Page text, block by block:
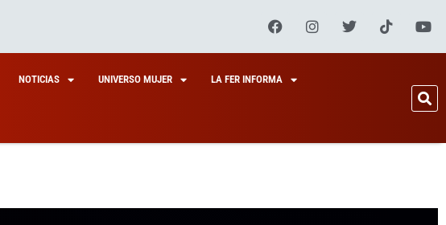
NOTICIAS UNIVERSO MUJER LA FER INFORMA